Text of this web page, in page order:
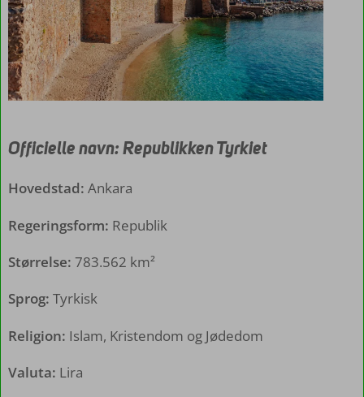
Officielle navn: Republikken Tyrkiet
Hovedstad: Ankara
Regeringsform: Republik
Størrelse: 783.562 km²
Sprog: Tyrkisk
Religion: Islam, Kristendom og Jødedom
Valuta: Lira